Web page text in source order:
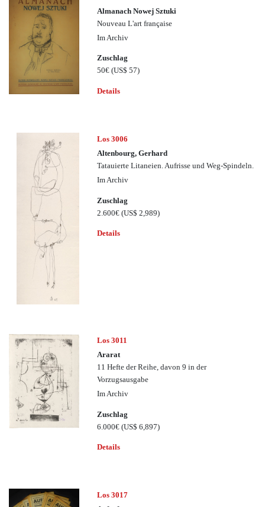
Almanach Nowej Sztuki
Nouveau L'art française
Im Archiv
Zuschlag
50€(US$ 57)
Details
Los 3006
Altenbourg, Gerhard
Tatauierte Litaneien. Aufrisse und Weg-Spindeln.
Im Archiv
Zuschlag
2.600€(US$ 2,989)
Details
Los 3011
Ararat
11 Hefte der Reihe, davon 9 in der
Vorzugsausgabe
Im Archiv
Zuschlag
6.000€(US$ 6,897)
Details
Los 3017